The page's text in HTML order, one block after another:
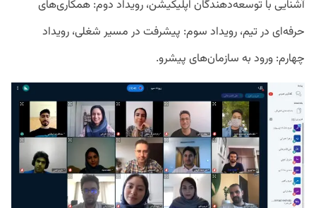
آشنایی با توسعه‌دهندگان اپلیکیشن، رویداد دوم: همکاری‌های
حرفه‌ای در تیم، رویداد سوم: پیشرفت در مسیر شغلی، رویداد
چهارم: ورود به سازمان‌های پیشرو.